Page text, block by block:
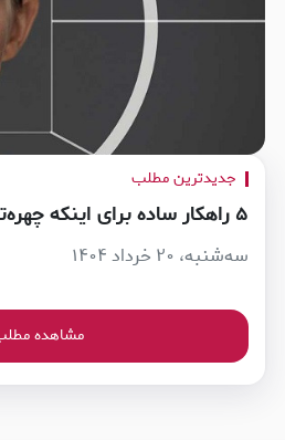
جدیدترین مطلب
۵ راهکار ساده برای اینکه چهره‌تان دلنشین‌تر شود .
سه‌شنبه، ۲۰ خرداد ۱۴۰۴
مشاهده